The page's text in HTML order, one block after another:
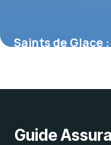
Saints de Glace
Guide